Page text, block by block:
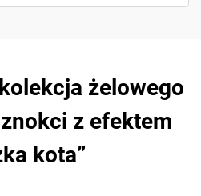
żelowego
z efektem
kota”